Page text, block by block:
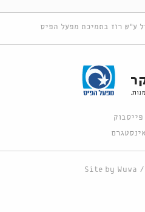
ע"ש רוז בתמיכת מפעל הפיס
פייסבוק
אינסטגרם
Site by Wuwa /